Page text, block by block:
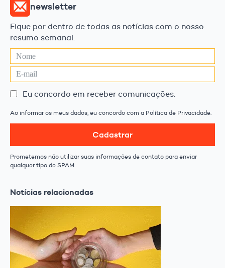
newsletter
Fique por dentro de todas as notícias com o nosso
resumo semanal.
Eu concordo em receber comunicações.
Ao informar os meus dados, eu concordo com a Política de Privacidade.
Cadastrar
Prometemos não utilizar suas informações de contato para enviar
qualquer tipo de SPAM.
Notícias relacionadas